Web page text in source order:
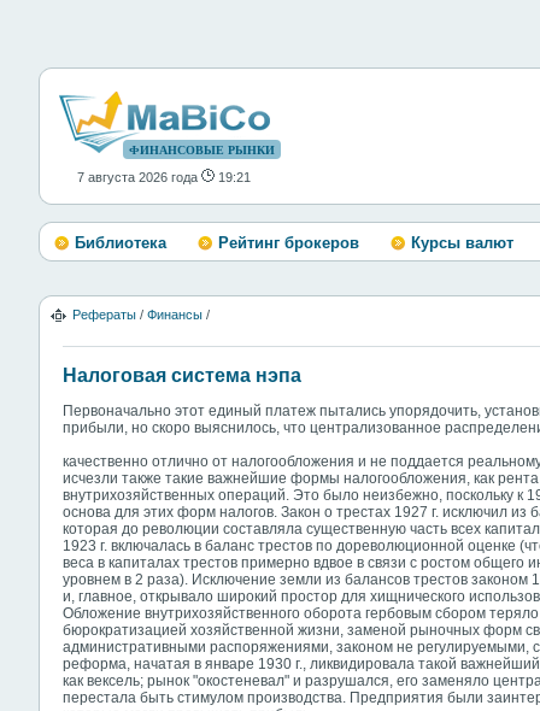
ФИНАНСОВЫЕ РЫНКИ
7 августа 2026 года 19:21
Библиотека Рейтинг брокеров Курсы валют
Рефераты / Финансы /
Налоговая система нэпа
Первоначально этот единый платеж пытались упорядочить,
прибыли, но скоро выяснилось, что централизованное
качественно отлично от налогообложения и не поддается
исчезли также такие важнейшие формы налогообложения, как рента
внутрихозяйственных операций. Это было неизбежно, поскольку к
основа для этих форм налогов. Закон о трестах 1927 г. исключил из
которая до революции составляла существенную часть всех
1923 г. включалась в баланс трестов по дореволюционной оценке
веса в капиталах трестов примерно вдвое в связи с ростом общего
уровнем в 2 раза). Исключение земли из балансов трестов законом
и, главное, открывало широкий простор для хищнического
Обложение внутрихозяйственного оборота гербовым сбором
бюрократизацией хозяйственной жизни, заменой рыночных форм
административными распоряжениями, законом не регулируемыми,
реформа, начатая в январе 1930 г., ликвидировала такой
как вексель; рынок "окостеневал" и разрушался, его заменяло
перестала быть стимулом производства. Предприятия были